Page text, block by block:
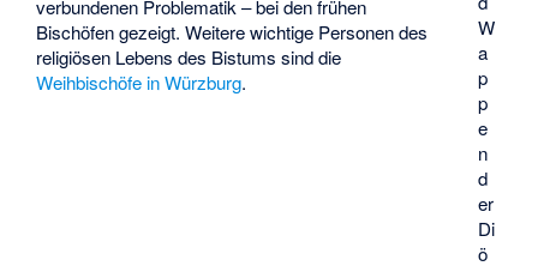
W
a
p
p
e
n
d
er
Di
ö
verbundenen Problematik – bei den frühen
Bischöfen gezeigt. Weitere wichtige Personen des
religiösen Lebens des Bistums sind die
Weihbischöfe in Würzburg.